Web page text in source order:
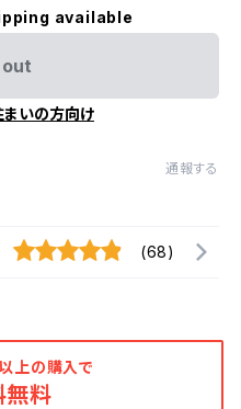
available
いの方向け
通報する
(68)
上の購入で
無料